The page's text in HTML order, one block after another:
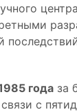
года за
с